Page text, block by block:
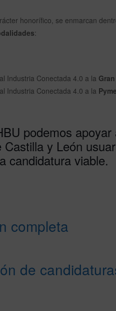
honorífico, se enmarcan
:
Industria Conectada 4.0 a la
Industria Conectada 4.0 a la
podemos
Castilla y León
candidatura viable.
completa
de